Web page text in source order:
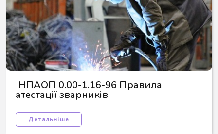
атестації зварників
Детальніше